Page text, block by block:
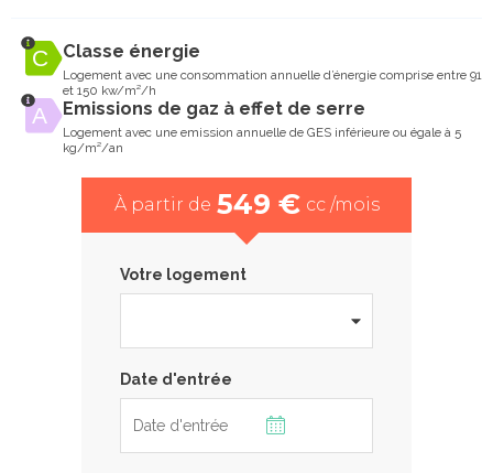
Classe énergie
Logement avec une consommation annuelle d’énergie comprise entre 91
et 150 kw/m²/h
Emissions de gaz à effet de serre
Logement avec une emission annuelle de GES inférieure ou égale à 5
kg/m²/an
À partir de 549 € cc /mois
Votre logement
Date d'entrée